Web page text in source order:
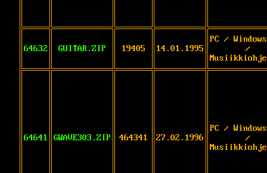
64632 GUITAR.ZIP 19405 14.01.1995
PC /
/
64641 GWAVE303.ZIP 464341 27.02.1996
PC /
/